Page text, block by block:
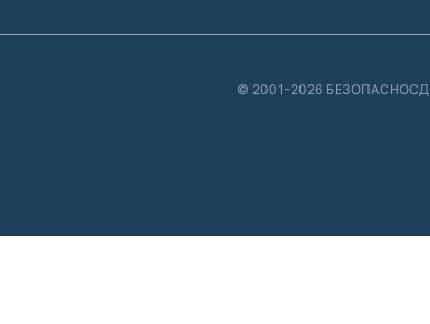
© 2001-2026